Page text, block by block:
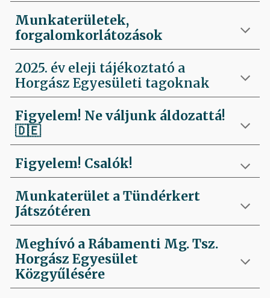
Munkaterületek,
forgalomkorlátozások
2025. év eleji tájékoztató a
Horgász Egyesületi tagoknak
Figyelem! Ne váljunk áldozattá!
🇩🇪
Figyelem! Csalók!
Munkaterület a Tündérkert
Játszótéren
Meghívó a Rábamenti Mg. Tsz.
Horgász Egyesület
Közgyűlésére